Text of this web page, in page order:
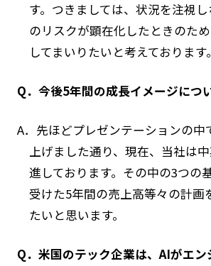
す。つきましては、状況を注視
のリスクが顕在化したときのた
してまいりたいと考えております。
Q．今後5年間の成長イメージについ
A．先ほどプレゼンテーションの中
上げました通り、現在、当社は
進しております。その中の3つの
受けた5年間の売上高等々の計画
たいと思います。
Q．米国のテック企業は、AIがエン